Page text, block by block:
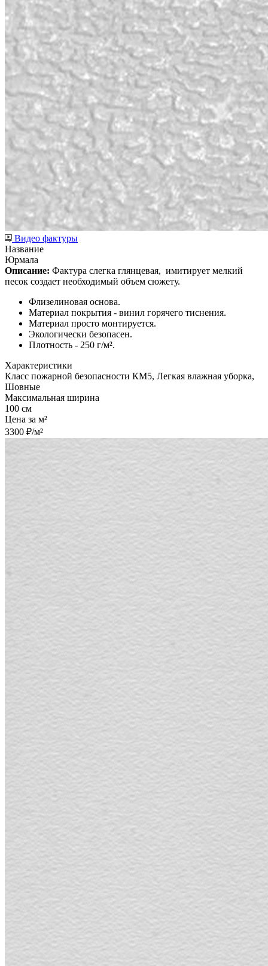
Видео фактуры
Название
Юрмала
Описание: Фактура слегка глянцевая, имитирует мелкий
песок создает необходимый объем сюжету.
Флизелиновая основа.
Материал покрытия - винил горячего тиснения.
Материал просто монтируется.
Экологически безопасен.
Плотность - 250 г/м².
Характеристики
Класс пожарной безопасности КМ5, Легкая влажная уборка,
Шовные
Максимальная ширина
100 см
Цена за м²
3300 ₽/м²